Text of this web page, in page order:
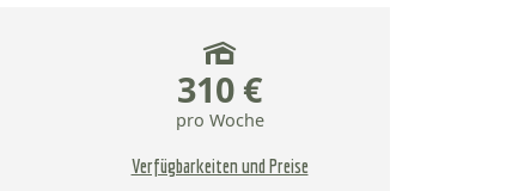
310 €
pro Woche
Verfügbarkeiten und Preise